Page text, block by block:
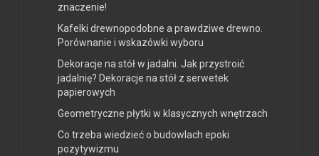
znaczenie!
Kafelki drewnopodobne a prawdziwe drewno.
Porównanie i wskazówki wyboru
Dekoracje na stół w jadalni. Jak przystroić
jadalnię? Dekoracje na stół z serwetek
papierowych
Geometryczne płytki w klasycznych wnętrzach
Co trzeba wiedzieć o budowlach epoki
pozytywizmu